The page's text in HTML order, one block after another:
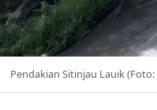
Pendakian Sitinjau Lauik